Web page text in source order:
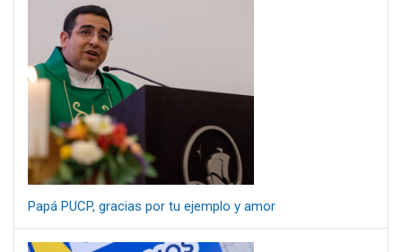
Papá PUCP, gracias por tu ejemplo y amor